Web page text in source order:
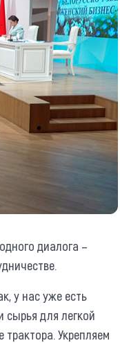
диалога –
у нас уже есть
сырья для легкой
Укрепляем